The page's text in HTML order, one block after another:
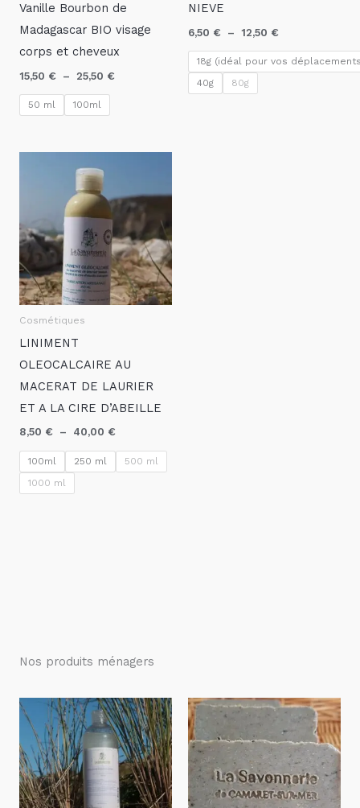
Vanille Bourbon de
Madagascar BIO visage
corps et cheveux
15,50 € – 25,50 €
50 ml 100ml
NIEVE
6,50 € – 12,50 €
18g (idéal pour vos
40g
80g
Cosmétiques
LINIMENT
OLEOCALCAIRE AU
MACERAT DE LAURIER
ET A LA CIRE D’ABEILLE
8,50 € – 40,00 €
8,50 €
40,00 €
100ml 250 ml
500 ml
1000 ml
Nos produits ménagers
Plage
de
prix :
5,00 €
56,00 €